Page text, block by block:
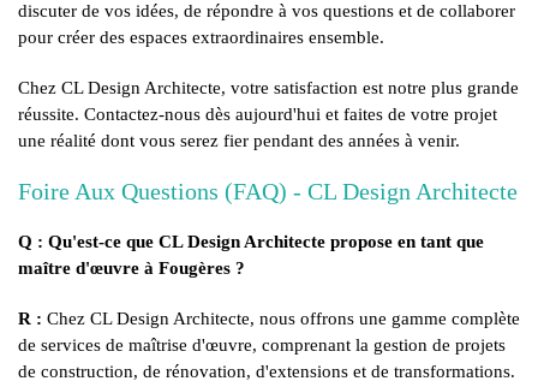
discuter de vos idées, de répondre à vos questions et de collaborer
pour créer des espaces extraordinaires ensemble.
Chez CL Design Architecte, votre satisfaction est notre plus grande
réussite. Contactez-nous dès aujourd'hui et faites de votre projet
une réalité dont vous serez fier pendant des années à venir.
Foire Aux Questions (FAQ) - CL Design Architecte
Q : Qu'est-ce que CL Design Architecte propose en tant que
maître d'œuvre à Fougères ?
R : Chez CL Design Architecte, nous offrons une gamme complète
de services de maîtrise d'œuvre, comprenant la gestion de projets
de construction, de rénovation, d'extensions et de transformations.